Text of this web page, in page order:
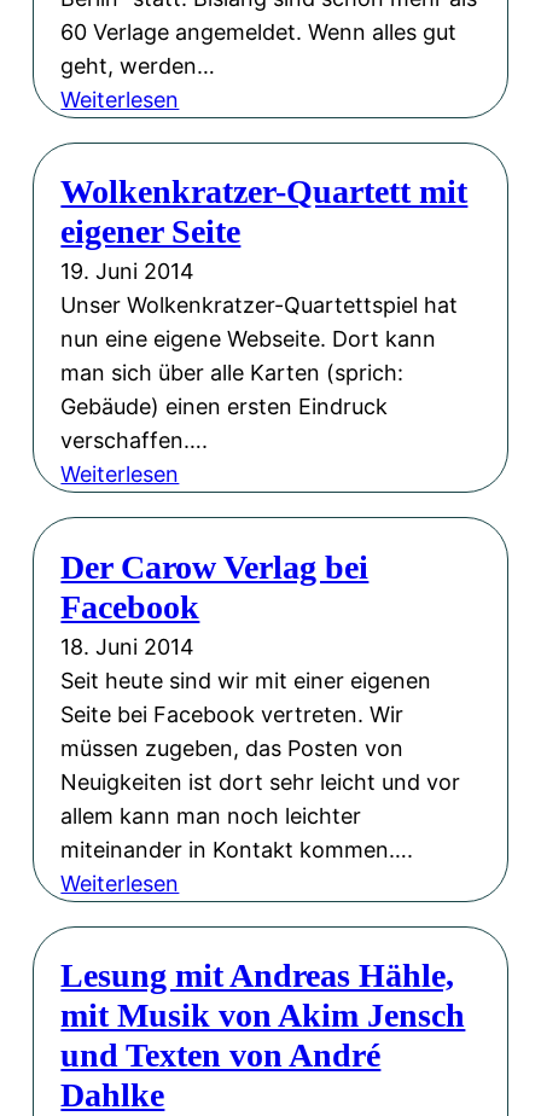
60 Verlage angemeldet. Wenn alles gut
geht, werden…
Weiterlesen
c
h
m
e
s
s
e
B
B
e
r
l
i
n
Wolkenkratzer-Quartett mit
eigener Seite
19. Juni 2014
Unser Wolkenkratzer-Quartettspiel hat
nun eine eigene Webseite. Dort kann
man sich über alle Karten (sprich:
Gebäude) einen ersten Eindruck
verschaffen….
Weiterlesen
l
k
e
n
k
r
a
t
z
Q
u
a
Der Carow Verlag bei
Facebook
18. Juni 2014
Seit heute sind wir mit einer eigenen
Seite bei Facebook vertreten. Wir
müssen zugeben, das Posten von
Neuigkeiten ist dort sehr leicht und vor
allem kann man noch leichter
miteinander in Kontakt kommen….
Weiterlesen
r
C
a
Lesung mit Andreas Hähle,
mit Musik von Akim Jensch
und Texten von André
Dahlke